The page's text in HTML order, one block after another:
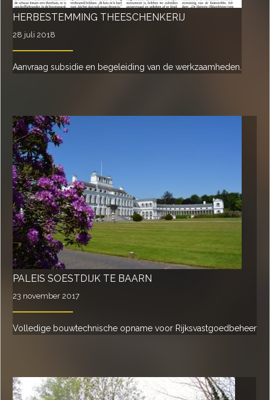
HERBESTEMMING THEESCHENKERIJ
28 juli 2018
Aanvraag subsidie en begeleiding van de werkzaamheden.
PALEIS SOESTDIJK TE BAARN
23 november 2017
Volledige bouwtechnische opname voor Rijksvastgoedbeheer